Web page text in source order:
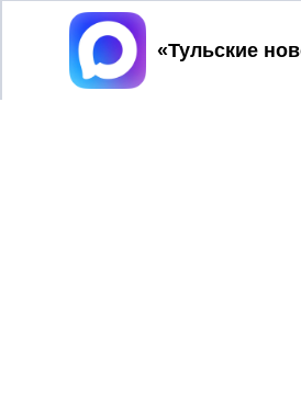
Принять